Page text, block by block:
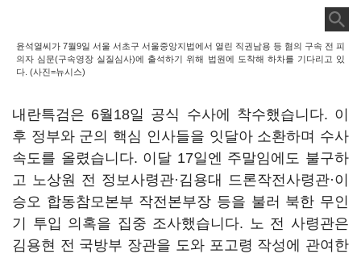
윤석열씨가 7월9일 서울 서초구 서울중앙지법에서 열린 직권남용 등 혐의 구속 전 피
의자 심문(구속영장 실질심사)에 출석하기 위해 법원에 도착해 하차를 기다리고 있
다. (사진=뉴시스)
내란특검은 6월18일 공식 수사에 착수했습니다. 이
후 정부와 군의 핵심 인사들을 잇달아 소환하며 수사
속도를 올렸습니다. 이달 17일엔 주말임에도 불구하
고 노상원 전 정보사령관·김용대 드론작전사령관·이
승오 합동참모본부 작전본부장 등을 불러 북한 무인
기 투입 의혹을 집중 조사했습니다. 노 전 사령관은
김용현 전 국방부 장관을 도와 포고령 작성에 관여한